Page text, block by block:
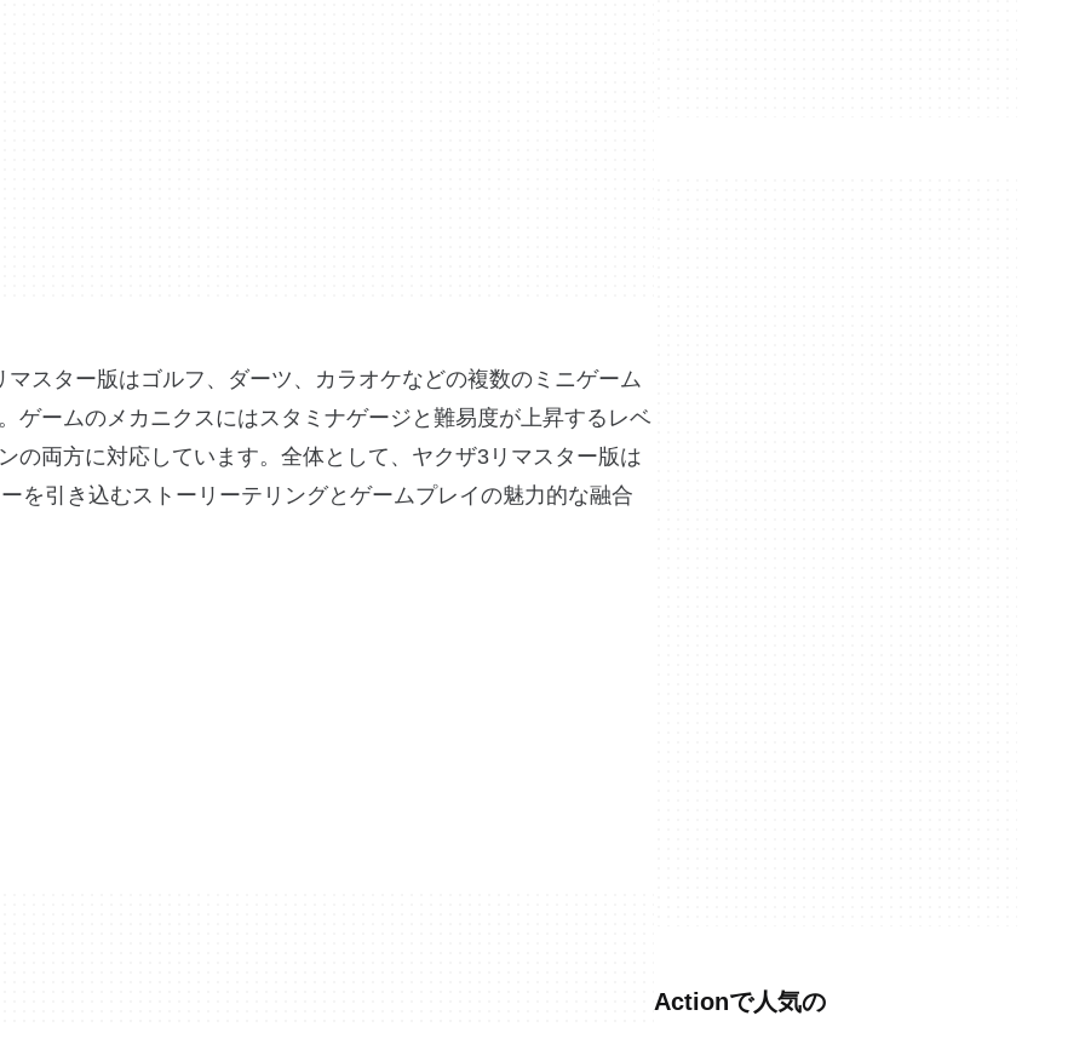
スター版はゴルフ、ダーツ、カラオケなどの複数のミニゲーム
ゲームのメカニクスにはスタミナゲージと難易度が上昇するレベ
の両方に対応しています。全体として、ヤクザ3リマスター版は
を引き込むストーリーテリングとゲームプレイの魅力的な融合
Actionで人気の